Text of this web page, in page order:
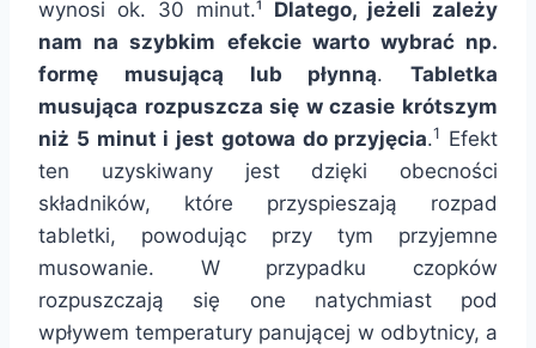
wynosi ok. 30 minut.¹ Dlatego, jeżeli zależy
nam na szybkim efekcie warto wybrać np.
formę musującą lub płynną. Tabletka
musująca rozpuszcza się w czasie krótszym
niż 5 minut i jest gotowa do przyjęcia.1 Efekt
ten uzyskiwany jest dzięki obecności
składników, które przyspieszają rozpad
tabletki, powodując przy tym przyjemne
musowanie. W przypadku czopków
rozpuszczają się one natychmiast pod
wpływem temperatury panującej w odbytnicy, a